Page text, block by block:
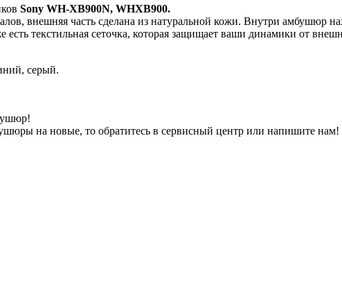
Sony WH-XB900N, WHXB900.
внешняя часть сделана из натуральной кожи. Внутри амбушюр
есть текстильная сеточка, которая защищает ваши динамики от
серый.
на новые, то обратитесь в сервисный центр или напишите нам!